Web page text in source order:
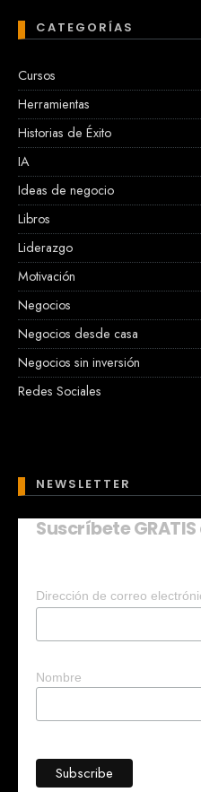
CATEGORÍAS
Cursos
Herramientas
Historias de Éxito
IA
Ideas de negocio
Libros
Liderazgo
Motivación
Negocios
Negocios desde casa
Negocios sin inversión
Redes Sociales
NEWSLETTER
Suscríbete GRATIS
Dirección de correo
Nombre
¿Quieres que te